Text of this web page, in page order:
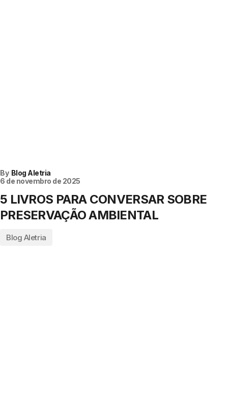
By Blog Aletria
6 de novembro de 2025
5 LIVROS PARA CONVERSAR SOBRE
PRESERVAÇÃO AMBIENTAL
Blog Aletria